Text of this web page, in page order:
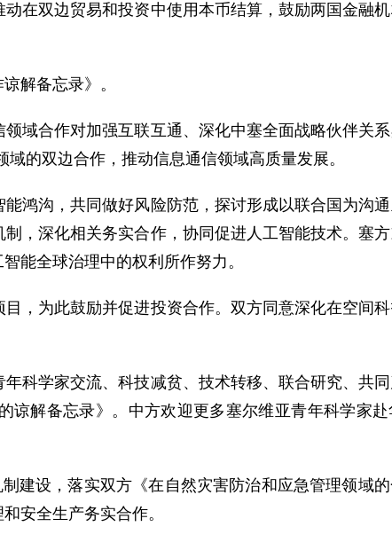
在双边贸易和投资中使用本币结算，鼓励两国金融
解备忘录》。
域合作对加强互联互通、深化中塞全面战略伙伴关
的双边合作，推动信息通信领域高质量发展。
鸿沟，共同做好风险防范，探讨形成以联合国为沟
，深化相关务实合作，协同促进人工智能技术。塞
能全球治理中的权利所作努力。
，为此鼓励并促进投资合作。双方同意深化在空间
科学家交流、科技减贫、技术转移、联合研究、共
解备忘录》。中方欢迎更多塞尔维亚青年科学家
建设，落实双方《在自然灾害防治和应急管理领域的
安全生产务实合作。